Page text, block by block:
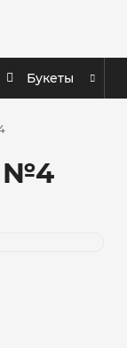
Букеты
№4